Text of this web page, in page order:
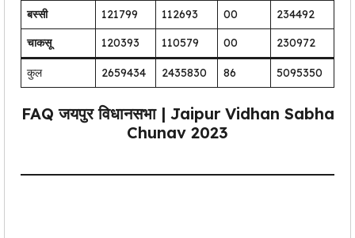
बस्सी
121799 112693 00
234492
चाकसू
120393 110579 00 230972
कुल 2659434 2435830 86 5095350
FAQजयपुरविधानसभा | Jaipur Vidhan Sabha
Chunav 2023